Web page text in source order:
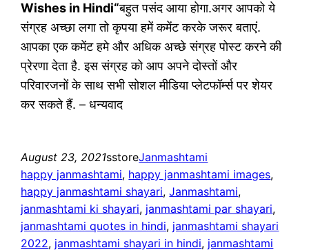
Wishes in Hindi“बहुत पसंद आया होगा.अगर आपको ये
संग्रह अच्छा लगा तो कृपया हमें कमेंट करके जरूर बताएं.
आपका एक कमेंट हमे और अधिक अच्छे संग्रह पोस्ट करने की
प्रेरणा देता है. इस संग्रह को आप अपने दोस्तों और
परिवारजनों के साथ सभी सोशल मीडिया प्लेटफॉर्म्स पर शेयर
कर सकते हैं. – धन्यवाद
August 23, 2021sstoreJanmashtami
happy janmashtami, happy janmashtami images
happy janmashtami shayari, Janmashtami
janmashtami ki shayari, janmashtami par shayari
janmashtami quotes in hindi, janmashtami shayari
2022, janmashtami shayari in hindi, janmashtami